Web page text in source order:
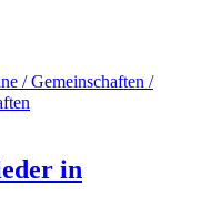
/ Gemeinschaften /
in